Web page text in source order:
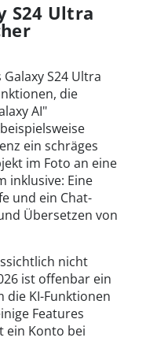
S24 Ultra
S24 Ultra
die
AI"
ein schräges
im Foto an eine
inklusive: Eine
und ein Chat-
Übersetzen von
nicht
ist offenbar ein
die KI-Funktionen
Features
ein Konto bei